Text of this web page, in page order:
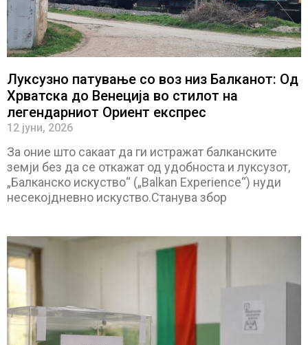
Луксузно патување со воз низ Балканот: Од
Хрватска до Венеција во стилот на
легендарниот Ориент експрес
12 јуни, 2026
За оние што сакаат да ги истражат балканските
земји без да се откажат од удобноста и луксузот,
„Балканско искуство“ („Balkan Experience“) нуди
несекојдневно искуство.Станува збор